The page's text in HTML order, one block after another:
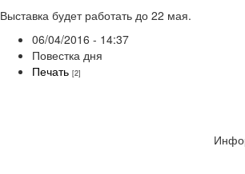
Выставка будет работать до 22 мая.
06/04/2016 - 14:37
Повестка дня
Печать [2]